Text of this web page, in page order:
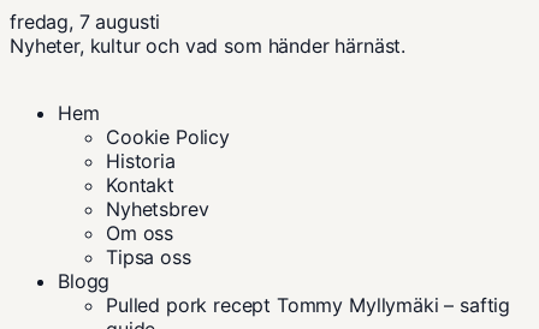
fredag, 7 augusti
Nyheter, kultur och vad som händer härnäst.
Hem
Cookie Policy
Historia
Kontakt
Nyhetsbrev
Om oss
Tipsa oss
Blogg
Pulled pork recept Tommy Myllymäki – saftig